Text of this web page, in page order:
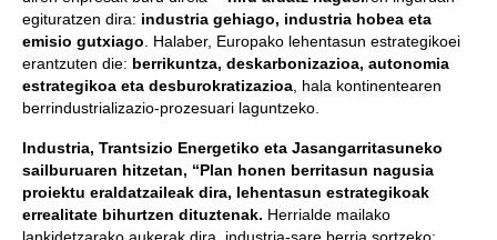
egituratzen dira: industria gehiago, industria hobea eta
emisio gutxiago . Halaber, Europako lehentasun estrategikoei
erantzuten die: berrikuntza, deskarbonizazioa, autonomia
estrategikoa eta desburokratizazioa , hala kontinentearen
berrindustrializazio-prozesuari laguntzeko.
Industria, Trantsizio Energetiko eta Jasangarritasuneko
sailburuaren hitzetan, “Plan honen berritasun nagusia
proiektu eraldatzaileak dira, lehentasun estrategikoak
errealitate bihurtzen dituztenak. Herrialde mailako